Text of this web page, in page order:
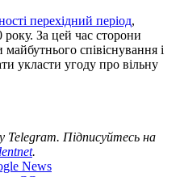
перехідний період,
За цей час сторони
співіснування і
укласти угоду про вільну
у Telegram. Підписуйтесь на
.
News